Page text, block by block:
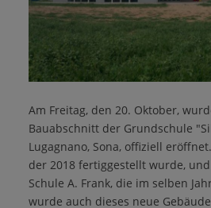
Am Freitag, den 20. Oktober,
Bauabschnitt der Grundschule
Lugagnano, Sona, offiziell
der 2018 fertiggestellt wurde,
Schule A. Frank, die im selben
wurde auch dieses neue